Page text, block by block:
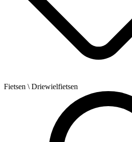
Fietsen \ Driewielfietsen